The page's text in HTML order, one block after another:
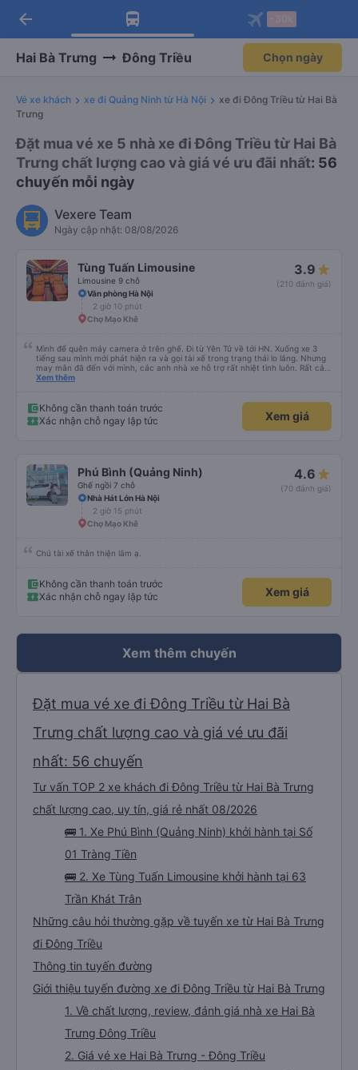
Tải app Vexere ngay!
Nhận ưu đãi thành viên độc
Mở app
Tải app Vexere
-30k/ghế khi đặt vé máy bay qua
Mở app
arrow_back
Hai Bà Trưng Đông Triều Chọn ngày
Vé xe khách xe đi Quảng Ninh từ Hà Nội
xe đi Đông Triều từ Hai Bà
Trưng
Đặt mua vé xe 5 nhà xe đi Đông Triều từ Hai Bà
Trưng chất lượng cao và giá vé ưu đãi nhất: 56
chuyến mỗi ngày
Vexere Team
Ngày cập nhật: 08/08/2026
Tùng Tuấn Limousine
Limousine 9 chỗ
3.9
(210 đánh giá)
Văn phòng Hà Nội
2 giờ 10 phút
Chợ Mạo Khê
Mình để quên máy camera ở trên ghế. Đi từ Yên Tử về tới HN. Xuống xe 3
tiếng sau mình mới phát hiện ra và gọi tài xế trong trạng thái lo lắng. Nhưng
may mắn đã đến với mình, các anh nhà xe hỗ trợ rất nhiệt tình luôn. Rất cảm
ơn và chúc các anh nhà xe Tùng Tuấn sức khoẻ, vạn dặm bình an ạ!
Xem thêm
Không cần thanh toán trước
Xác nhận chỗ ngay lập tức
Xem giá
Phú Bình (Quảng Ninh)
Ghế ngồi 7 chỗ
4.6
(70 đánh giá)
Nhà Hát Lớn Hà Nội
2 giờ 15 phút
Chợ Mạo Khê
Chú tài xế thân thiện lắm ạ.
Không cần thanh toán trước
Xác nhận chỗ ngay lập tức
Xem giá
Xem thêm chuyến
Đặt mua vé xe đi Đông Triều từ Hai Bà
Trưng chất lượng cao và giá vé ưu đãi
nhất: 56 chuyến
Tư vấn TOP 2 xe khách đi Đông Triều từ Hai Bà Trưng
chất lượng cao, uy tín, giá rẻ nhất 08/2026
🚌 1. Xe Phú Bình (Quảng Ninh) khởi hành tại Số
01 Tràng Tiền
🚌 2. Xe Tùng Tuấn Limousine khởi hành tại 63
Trần Khát Trân
Những câu hỏi thường gặp về tuyến xe từ Hai Bà Trưng
đi Đông Triều
Thông tin tuyến đường
Giới thiệu tuyến đường xe đi Đông Triều từ Hai Bà Trưng
1. Về chất lượng, review, đánh giá nhà xe Hai Bà
Trưng Đông Triều
2. Giá vé xe Hai Bà Trưng - Đông Triều